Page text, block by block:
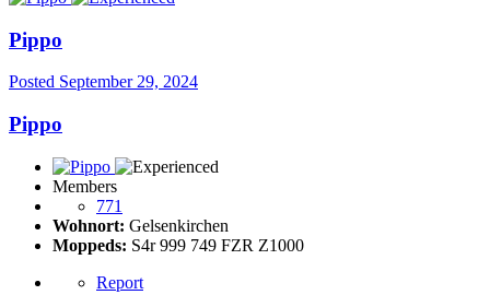
Pippo
Posted September 29, 2024
Pippo
Members
771
Wohnort: Gelsenkirchen
Moppeds: S4r 999 749 FZR Z1000
Report